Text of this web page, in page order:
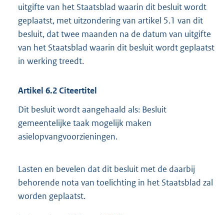
uitgifte van het Staatsblad waarin dit besluit wordt
geplaatst, met uitzondering van artikel 5.1 van dit
besluit, dat twee maanden na de datum van uitgifte
van het Staatsblad waarin dit besluit wordt geplaatst
in werking treedt.
Artikel 6.2 Citeertitel
Dit besluit wordt aangehaald als: Besluit
gemeentelijke taak mogelijk maken
asielopvangvoorzieningen.
Lasten en bevelen dat dit besluit met de daarbij
behorende nota van toelichting in het Staatsblad zal
worden geplaatst.